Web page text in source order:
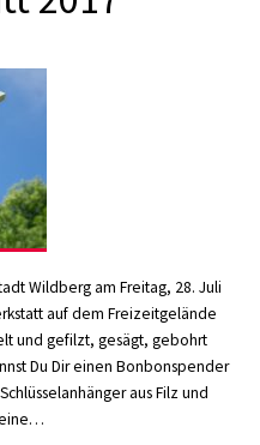
Wildberg am Freitag, 28. Juli
auf dem Freizeitgelände
und gefilzt, gesägt, gebohrt
Du Dir einen Bonbonspender
aus Filz und